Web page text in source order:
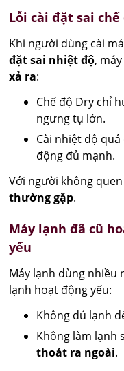
Lỗi cài đặt sai
Khi người dùng cài
đặt sai nhiệt độ,
xả ra:
Chế độ Dry chỉ
ngưng tụ lớn.
Cài nhiệt độ
động đủ mạnh.
Với người không
thường gặp.
Máy lạnh đã cũ
yếu
Máy lạnh dùng nhiều
lạnh hoạt động yếu:
Không đủ lạnh
Không làm lạnh
thoát ra ngoài.